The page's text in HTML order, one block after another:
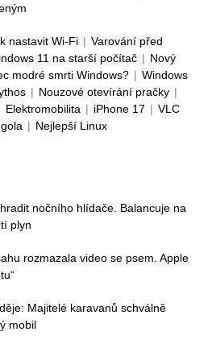
nastavit Wi-Fi | Varování před
11 na starší počítač | Nový
modré smrti Windows? | Windows
| Nouzové otevírání pračky |
Elektromobilita | iPhone 17 | VLC
| Nejlepší Linux
nočního hlídače. Balancuje na
plyn
rozmazala video se psem. Apple
Majitelé karavanů schválně
mobil